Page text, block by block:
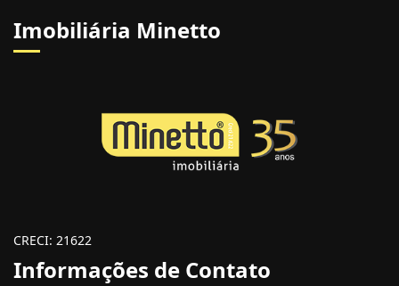
Imobiliária Minetto
CRECI: 21622
Informações de Contato